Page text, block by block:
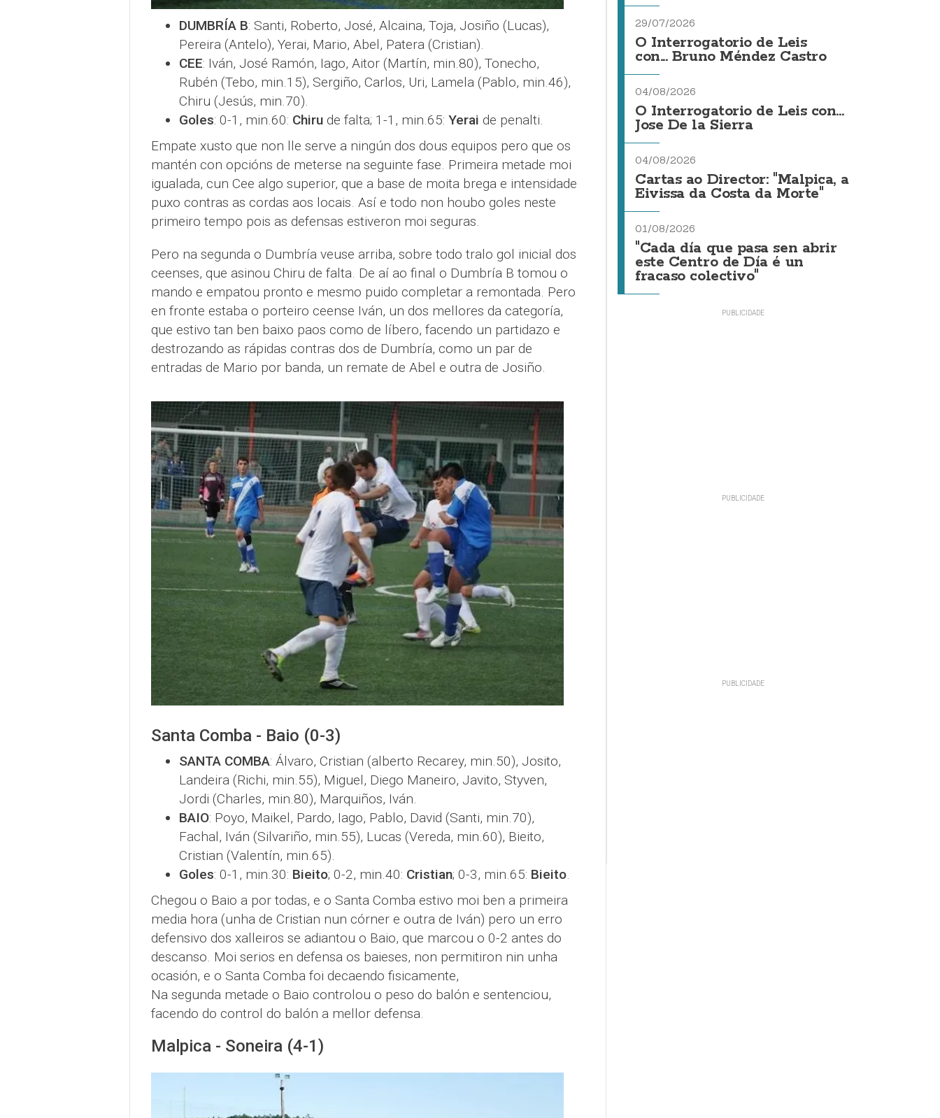
DUMBRÍA B: Santi, Roberto, José, Alcaina, Toja, Josiño (Lucas),
Pereira (Antelo), Yerai, Mario, Abel, Patera (Cristian).
CEE: Iván, José Ramón, Iago, Aitor (Martín, min.80), Tonecho,
Rubén (Tebo, min.15), Sergiño, Carlos, Uri, Lamela (Pablo, min.46),
Chiru (Jesús, min.70).
Goles: 0-1, min.60: Chirude falta; 1-1, min.65: Yerai de penalti.
Empate xusto que non lle serve a ningún dos dous equipos pero que os
mantén con opcións de meterse na seguinte fase. Primeira metade moi
igualada, cun Cee algo superior, que a base de moita brega e intensidade
puxo contras as cordas aos locais. Así e todo non houbo goles neste
primeiro tempo pois as defensas estiveron moi seguras.
Pero na segunda o Dumbría veuse arriba, sobre todo tralo gol inicial dos
ceenses, que asinou Chiru de falta. De aí ao final o Dumbría B tomou o
mando e empatou pronto e mesmo puido completar a remontada. Pero
en fronte estaba o porteiro ceense Iván, un dos mellores da categoría,
que estivo tan ben baixo paos como de líbero, facendo un partidazo e
destrozando as rápidas contras dos de Dumbría, como un par de
entradas de Mario por banda, un remate de Abel e outra de Josiño.
Santa Comba - Baio (0-3)
SANTA COMBA: Álvaro, Cristian (alberto Recarey, min.50), Josito,
Landeira (Richi, min.55), Miguel, Diego Maneiro, Javito, Styven,
Jordi (Charles, min.80), Marquiños, Iván.
BAIO: Poyo, Maikel, Pardo, Iago, Pablo, David (Santi, min.70),
Fachal, Iván (Silvariño, min.55), Lucas (Vereda, min.60), Bieito,
Cristian (Valentín, min.65).
Goles: 0-1, min.30: Bieito; 0-2, min.40: Cristian; 0-3, min.65: Bieito.
Chegou o Baio a por todas, e o Santa Comba estivo moi ben a primeira
media hora (unha de Cristian nun córner e outra de Iván) pero un erro
defensivo dos xalleiros se adiantou o Baio, que marcou o 0-2 antes do
descanso. Moi serios en defensa os baieses, non permitiron nin unha
ocasión, e o Santa Comba foi decaendo fisicamente,
Na segunda metade o Baio controlou o peso do balón e sentenciou,
facendo do control do balón a mellor defensa.
Malpica - Soneira (4-1)
29/07/2026
O Interrogatorio de Leis
con... Bruno Méndez Castro
04/08/2026
O Interrogatorio de Leis con...
Jose De la Sierra
04/08/2026
Cartas ao Director: "Malpica, a
Eivissa da Costa da Morte"
01/08/2026
"Cada día que pasa sen abrir
este Centro de Día é un
fracaso colectivo"